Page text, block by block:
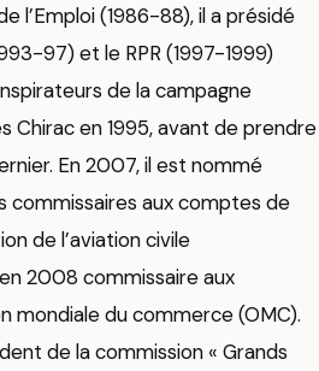
l’Emploi (1986-88), il a présidé
97) et le RPR (1997-1999)
de la campagne
Chirac en 1995, avant de prendre
En 2007, il est nommé
commissaires aux comptes de
de l’aviation civile
2008 commissaire aux
mondiale du commerce (OMC).
de la commission « Grands